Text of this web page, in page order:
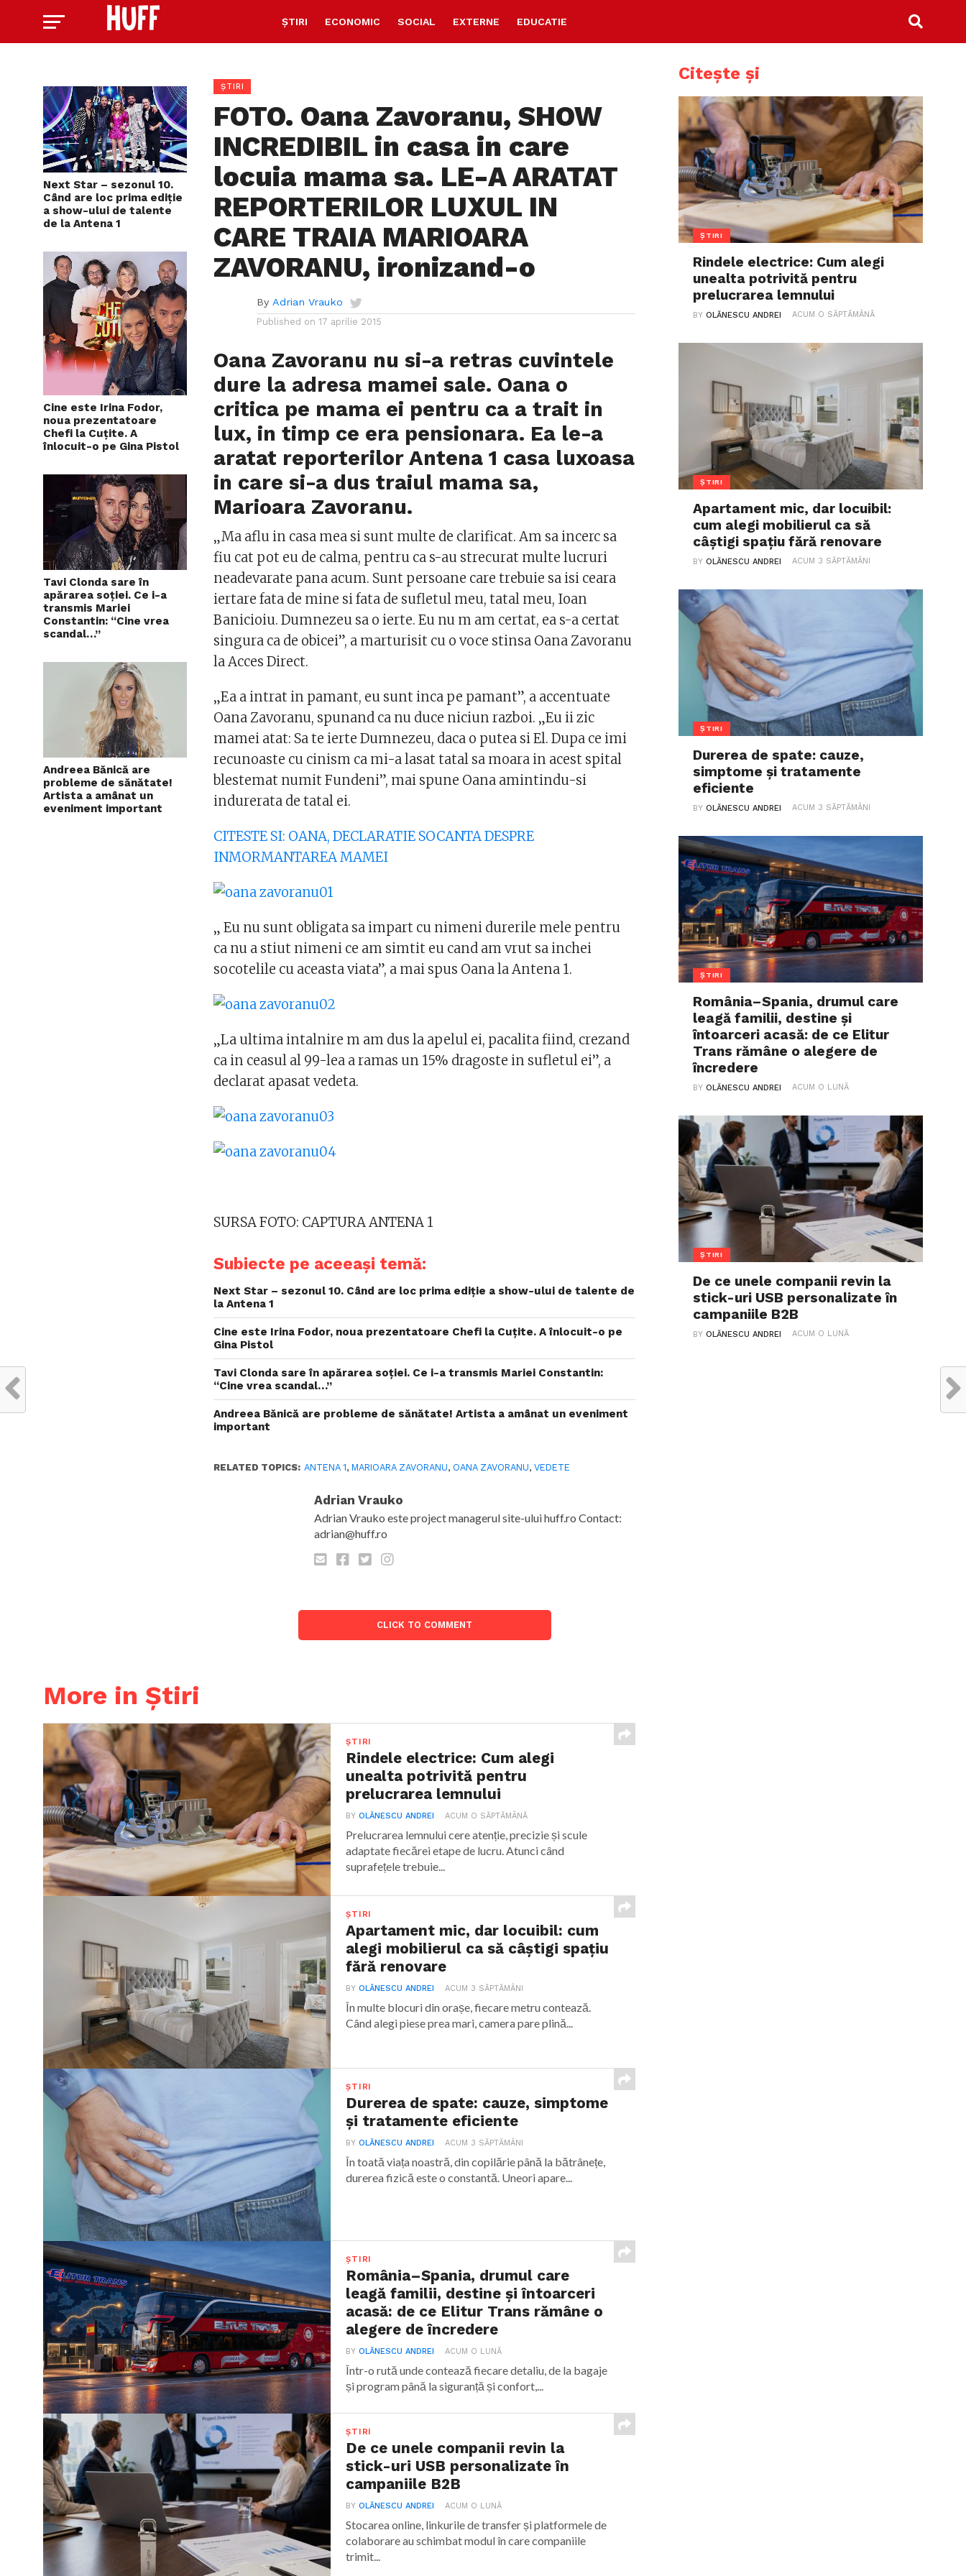
ȘTIRI ECONOMIC SOCIAL EXTERNE EDUCATIE
Next Star – sezonul 10.
Când are loc prima ediție
a show-ului de talente
de la Antena 1
Cine este Irina Fodor,
noua prezentatoare
Chefi la Cuțite. A
înlocuit-o pe Gina Pistol
Tavi Clonda sare în
apărarea soției. Ce i-a
transmis Mariei
Constantin: “Cine vrea
scandal…”
Andreea Bănică are
probleme de sănătate!
Artista a amânat un
eveniment important
ȘTIRI
FOTO. Oana Zavoranu, SHOW
INCREDIBIL in casa in care
locuia mama sa. LE-A ARATAT
REPORTERILOR LUXUL IN
CARE TRAIA MARIOARA
ZAVORANU, ironizand-o
By Adrian Vrauko
Published on 17 aprilie 2015
Oana Zavoranu nu si-a retras cuvintele
dure la adresa mamei sale. Oana o
critica pe mama ei pentru ca a trait in
lux, in timp ce era pensionara. Ea le-a
aratat reporterilor Antena 1 casa luxoasa
in care si-a dus traiul mama sa,
Marioara Zavoranu.
„Ma aflu in casa mea si sunt multe de clarificat. Am sa incerc sa
fiu cat pot eu de calma, pentru ca s-au strecurat multe lucruri
neadevarate pana acum. Sunt persoane care trebuie sa isi ceara
iertare fata de mine si fata de sufletul meu, tatal meu, Ioan
Banicioiu. Dumnezeu sa o ierte. Eu nu m am certat, ea s-a certat
singura ca de obicei”, a marturisit cu o voce stinsa Oana Zavoranu
la Acces Direct.
„Ea a intrat in pamant, eu sunt inca pe pamant”, a accentuate
Oana Zavoranu, spunand ca nu duce niciun razboi. „Eu ii zic
mamei atat: Sa te ierte Dumnezeu, daca o putea si El. Dupa ce imi
recunoaste cu cinism ca mi-a lasat tatal sa moara in acest spital
blestemat numit Fundeni”, mai spune Oana amintindu-si
indurerata de tatal ei.
CITESTE SI: OANA, DECLARATIE SOCANTA DESPRE
INMORMANTAREA MAMEI
„ Eu nu sunt obligata sa impart cu nimeni durerile mele pentru
ca nu a stiut nimeni ce am simtit eu cand am vrut sa inchei
socotelile cu aceasta viata”, a mai spus Oana la Antena 1.
„La ultima intalnire m am dus la apelul ei, pacalita fiind, crezand
ca in ceasul al 99-lea a ramas un 15% dragoste in sufletul ei”, a
declarat apasat vedeta.
SURSA FOTO: CAPTURA ANTENA 1
Subiecte pe aceeași temă:
Next Star – sezonul 10. Când are loc prima ediție a show-ului de talente de
la Antena 1
Cine este Irina Fodor, noua prezentatoare Chefi la Cuțite. A înlocuit-o pe
Gina Pistol
Tavi Clonda sare în apărarea soției. Ce i-a transmis Mariei Constantin:
“Cine vrea scandal…”
Andreea Bănică are probleme de sănătate! Artista a amânat un eveniment
important
RELATED TOPICS: ANTENA 1,MARIOARA ZAVORANU, OANA ZAVORANU,VEDETE
Adrian Vrauko
Adrian Vrauko este project managerul site-ului huff.ro Contact:
adrian@huff.ro
CLICK TO COMMENT
More in Știri
ȘTIRI
Rindele electrice: Cum alegi
unealta potrivită pentru
prelucrarea lemnului
BYOLĂNESCU ANDREI ACUM O SĂPTĂMÂNĂ
Prelucrarea lemnului cere atenție, precizie și scule
adaptate fiecărei etape de lucru. Atunci când
suprafețele trebuie...
ȘTIRI
Apartament mic, dar locuibil: cum
alegi mobilierul ca să câștigi spațiu
fără renovare
BYOLĂNESCU ANDREI ACUM 3 SĂPTĂMÂNI
În multe blocuri din orașe, fiecare metru contează.
Când alegi piese prea mari, camera pare plină...
ȘTIRI
Durerea de spate: cauze, simptome
și tratamente eficiente
BYOLĂNESCU ANDREI ACUM 3 SĂPTĂMÂNI
În toată viața noastră, din copilărie până la bătrânețe,
durerea fizică este o constantă. Uneori apare...
ȘTIRI
România–Spania, drumul care
leagă familii, destine și întoarceri
acasă: de ce Elitur Trans rămâne o
alegere de încredere
BYOLĂNESCU ANDREI ACUM O LUNĂ
Într-o rută unde contează fiecare detaliu, de la bagaje
și program până la siguranță și confort,...
ȘTIRI
De ce unele companii revin la
stick-uri USB personalizate în
campaniile B2B
BYOLĂNESCU ANDREI ACUM O LUNĂ
Stocarea online, linkurile de transfer și platformele de
colaborare au schimbat modul în care companiile
trimit...
Citește și
ȘTIRI
Rindele electrice: Cum alegi
unealta potrivită pentru
prelucrarea lemnului
BYOLĂNESCU ANDREI ACUM O SĂPTĂMÂNĂ
ȘTIRI
Apartament mic, dar locuibil:
cum alegi mobilierul ca să
câștigi spațiu fără renovare
BYOLĂNESCU ANDREI ACUM 3 SĂPTĂMÂNI
ȘTIRI
Durerea de spate: cauze,
simptome și tratamente
eficiente
BYOLĂNESCU ANDREI ACUM 3 SĂPTĂMÂNI
ȘTIRI
România–Spania, drumul care
leagă familii, destine și
întoarceri acasă: de ce Elitur
Trans rămâne o alegere de
încredere
BYOLĂNESCU ANDREI ACUM O LUNĂ
ȘTIRI
De ce unele companii revin la
stick-uri USB personalizate în
campaniile B2B
BYOLĂNESCU ANDREI ACUM O LUNĂ